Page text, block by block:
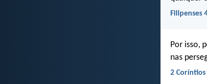
Filipenses
Por isso,
nas
2 Coríntios